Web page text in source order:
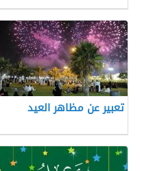
تعبير عن مظاهر العيد